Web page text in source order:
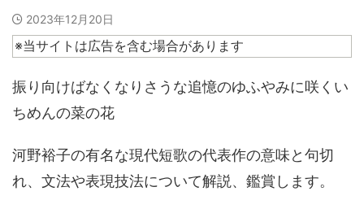
2023年12月20日
※当サイトは広告を含む場合があります
振り向けばなくなりさうな追憶のゆふやみに咲くい
ちめんの菜の花
河野裕子の有名な現代短歌の代表作の意味と句切
れ、文法や表現技法について解説、鑑賞します。